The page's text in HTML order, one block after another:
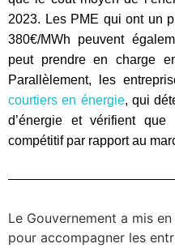
2023. Les PME qui ont un
380€/MWh peuvent
peut prendre en charge
Parallèlement, les
courtiers en énergie, qui
d’énergie et vérifient
compétitif par rapport au
Le Gouvernement a mis
pour accompagner les